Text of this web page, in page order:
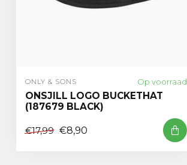
ONLY & SONS Op voorraad
ONSJILL LOGO BUCKETHAT
(187679 BLACK)
€17,99 €8,90